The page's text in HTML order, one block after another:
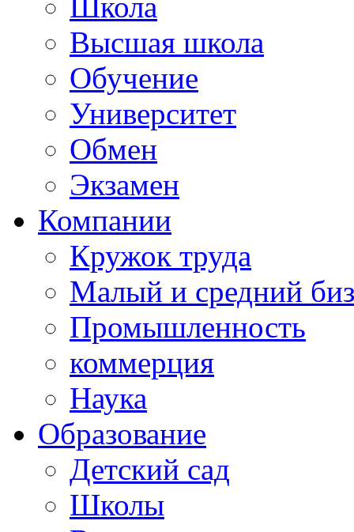
Школа
Высшая школа
Обучение
Университет
Обмен
Экзамен
Компании
Кружок труда
Малый и средний
Промышленность
коммерция
Наука
Образование
Детский сад
Школы